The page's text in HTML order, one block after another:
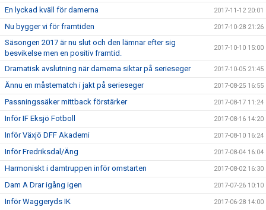
En lyckad kväll för damerna 2017-11-12 20:01
Nu bygger vi för framtiden 2017-10-28 21:26
Säsongen 2017 är nu slut och den lämnar efter sig
besvikelse men en positiv framtid.
2017-10-10 15:00
Dramatisk avslutning när damerna siktar på serieseger 2017-10-05 21:45
Ännu en måstematch i jakt på serieseger 2017-08-25 16:55
Passningssäker mittback förstärker 2017-08-17 11:24
Inför IF Eksjö Fotboll 2017-08-16 14:20
Inför Växjö DFF Akademi 2017-08-10 16:24
Inför Fredriksdal/Äng 2017-08-04 16:04
Harmoniskt i damtruppen inför omstarten 2017-08-02 16:30
Dam A Drar igång igen 2017-07-26 10:10
Inför Waggeryds IK 2017-06-28 14:00